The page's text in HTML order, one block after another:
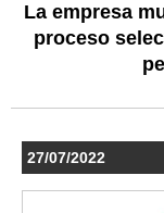
La empresa
proceso
27/07/2022